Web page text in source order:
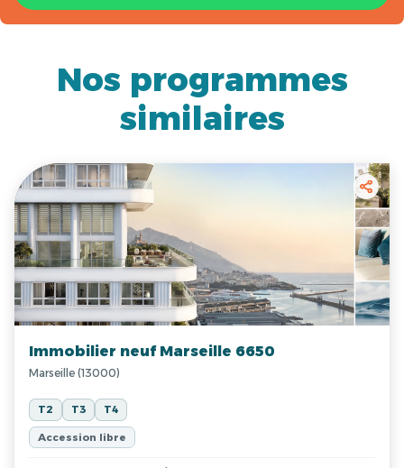
Nos programmes
similaires
Immobilier neuf Marseille 6650
Marseille (13000)
T2 T3 T4
Accession libre